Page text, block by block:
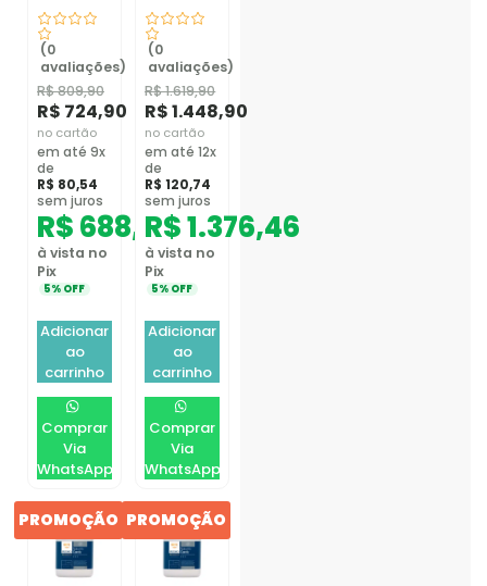
(0
avaliações)
R$809,90
R$ 724,90
no cartão
em até 9x
de
R$ 80,54
sem juros
R$688,66
à vista no
Pix
5% OFF
Adicionar
ao
carrinho
Comprar
Via
WhatsApp
(0
avaliações)
R$1.619,90
R$1.448,90
no cartão
em até 12x
de
R$ 120,74
sem juros
R$1.376,46
à vista no
Pix
5% OFF
Adicionar
ao
carrinho
Comprar
Via
WhatsApp
PROMOÇÃO PROMOÇÃO